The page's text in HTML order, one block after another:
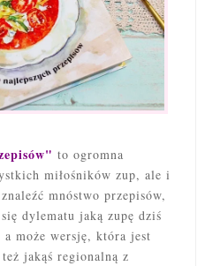
to ogromna
miłośników zup, ale i
mnóstwo przepisów,
dylematu jaką zupę dziś
może wersję, która jest
jakąś regionalną z